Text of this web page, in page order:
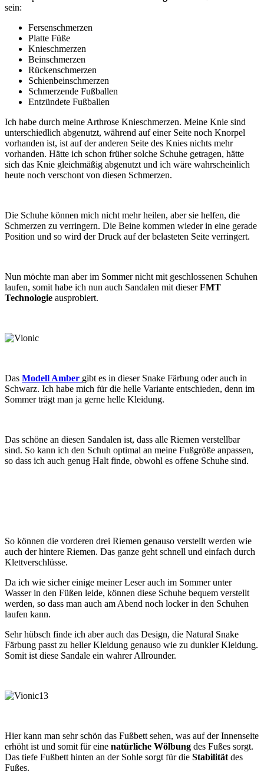
sein:
Fersenschmerzen
Platte Füße
Knieschmerzen
Beinschmerzen
Rückenschmerzen
Schienbeinschmerzen
Schmerzende Fußballen
Entzündete Fußballen
Ich habe durch meine Arthrose Knieschmerzen. Meine Knie sind
unterschiedlich abgenutzt, während auf einer Seite noch Knorpel
vorhanden ist, ist auf der anderen Seite des Knies nichts mehr
vorhanden. Hätte ich schon früher solche Schuhe getragen, hätte
sich das Knie gleichmäßig abgenutzt und ich wäre wahrscheinlich
heute noch verschont von diesen Schmerzen.
Die Schuhe können mich nicht mehr heilen, aber sie helfen, die
Schmerzen zu verringern. Die Beine kommen wieder in eine gerade
Position und so wird der Druck auf der belasteten Seite verringert.
Nun möchte man aber im Sommer nicht mit geschlossenen Schuhen
laufen, somit habe ich nun auch Sandalen mit dieserFMT
Technologie ausprobiert.
Das Modell Amber gibt es in dieser Snake Färbung oder auch in
Schwarz. Ich habe mich für die helle Variante entschieden, denn im
Sommer trägt man ja gerne helle Kleidung.
Das schöne an diesen Sandalen ist, dass alle Riemen verstellbar
sind. So kann ich den Schuh optimal an meine Fußgröße anpassen,
so dass ich auch genug Halt finde, obwohl es offene Schuhe sind.
So können die vorderen drei Riemen genauso verstellt werden wie
auch der hintere Riemen. Das ganze geht schnell und einfach durch
Klettverschlüsse.
Da ich wie sicher einige meiner Leser auch im Sommer unter
Wasser in den Füßen leide, können diese Schuhe bequem verstellt
werden, so dass man auch am Abend noch locker in den Schuhen
laufen kann.
Sehr hübsch finde ich aber auch das Design, die Natural Snake
Färbung passt zu heller Kleidung genauso wie zu dunkler Kleidung.
Somit ist diese Sandale ein wahrer Allrounder.
Hier kann man sehr schön das Fußbett sehen, was auf der Innenseite
erhöht ist und somit für eine natürliche Wölbung des Fußes sorgt.
Das tiefe Fußbett hinten an der Sohle sorgt für die Stabilität des
Fußes.